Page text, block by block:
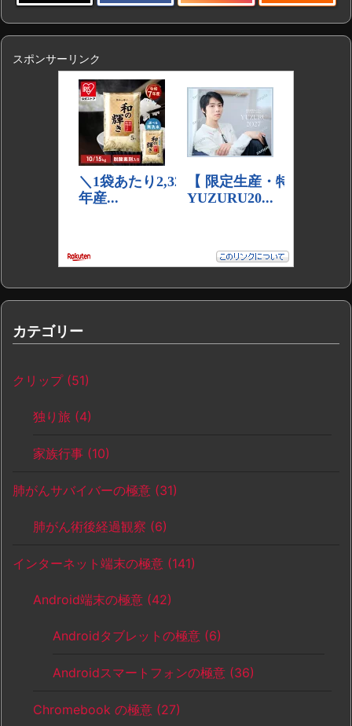
スポンサーリンク
カテゴリー
クリップ (51)
独り旅 (4)
家族行事 (10)
肺がんサバイバーの極意 (31)
肺がん術後経過観察 (6)
インターネット端末の極意 (141)
Android端末の極意 (42)
Androidタブレットの極意 (6)
Androidスマートフォンの極意 (36)
Chromebook の極意 (27)